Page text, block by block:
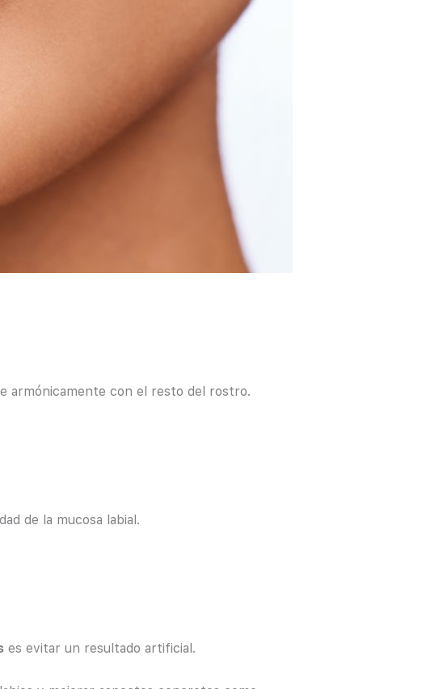
armónicamente con el resto del rostro.
de la mucosa labial.
es evitar un resultado artificial.